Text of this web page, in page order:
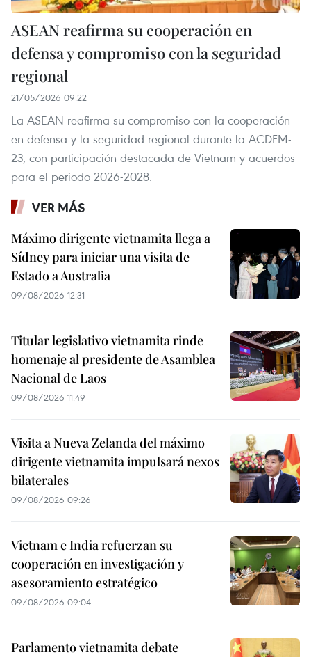
ASEAN reafirma su cooperación en
defensa y compromiso con la seguridad
regional
21/05/2026 09:22
La ASEAN reafirma su compromiso con la cooperación
en defensa y la seguridad regional durante la ACDFM-
23, con participación destacada de Vietnam y acuerdos
para el periodo 2026-2028.
VER MÁS
Máximo dirigente vietnamita llega a
Sídney para iniciar una visita de
Estado a Australia
09/08/2026 12:31
Titular legislativo vietnamita rinde
homenaje al presidente de Asamblea
Nacional de Laos
09/08/2026 11:49
Visita a Nueva Zelanda del máximo
dirigente vietnamita impulsará nexos
bilaterales
09/08/2026 09:26
Vietnam e India refuerzan su
cooperación en investigación y
asesoramiento estratégico
09/08/2026 09:04
Parlamento vietnamita debate